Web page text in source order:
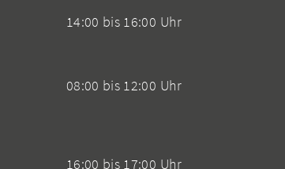
14:00 bis 16:00 Uhr
08:00 bis 12:00 Uhr
16:00 bis 17:00 Uhr